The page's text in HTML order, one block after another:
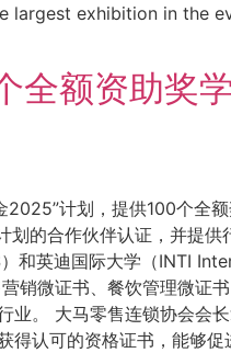
largest exhibition in the
额资助奖
2025”计划，提供100个
的合作伙伴认证，并提
和英迪国际大学（INTI
销微证书、餐饮管理微证
。 大马零售连锁协会会
认可的资格证书，能够